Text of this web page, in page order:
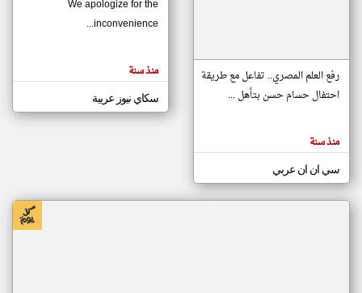
مصادر الأخبار من موريتانيا
اخبار موريتانيا على مدار الساعة
أهم اخبار موريتانيا العاجلة والمباشرة
المقالات
الموجوده
هنا عن
رفع العلم المصري.. تفاعل مع طريقة
احتفال حسام حسن بتأهل ...
منذ سنة
سي ان ان عربي
We apologize for the
inconvenience...
منذ سنة
سكاي نيوز عربية
klyoum.com